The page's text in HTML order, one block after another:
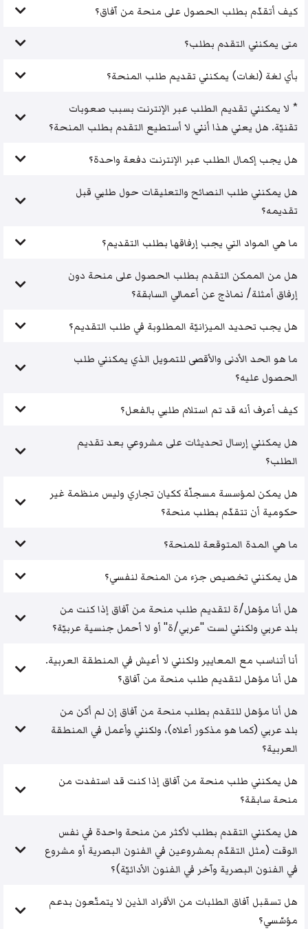
كيف أتقدّم بطلب الحصول على منحة من آفاق؟
متى يمكنني التقدم بطلب؟
بأي لغة (لغات) يمكنني تقديم طلب المنحة؟
* لا يمكنني تقديم الطلب عبر الإنترنت بسبب صعوبات
تقنيّة. هل يعني هذا أنني لا أستطيع التقدم بطلب المنحة؟
هل يجب إكمال الطلب عبر الإنترنت دفعة واحدة؟
هل يمكنني طلب النصائح والتعليقات حول طلبي قبل
تقديمه؟
ما هي المواد التي يجب إرفاقها بطلب التقديم؟
هل من الممكن التقدم بطلب الحصول على منحة دون
إرفاق أمثلة/ نماذج عن أعمالي السابقة؟
هل يجب تحديد الميزانيّة المطلوبة في طلب التقديم؟
ما هو الحد الأدنى والأقصى للتمويل الذي يمكنني طلب
الحصول عليه؟
كيف أعرف أنه قد تم استلام طلبي بالفعل؟
هل يمكنني إرسال تحديثات على مشروعي بعد تقديم
الطلب؟
هل يمكن لمؤسسة مسجلّة ككيان تجاري وليس منظمة غير
حكومية أن تتقدّم بطلب منحة؟
ما هي المدة المتوقعة للمنحة؟
هل يمكنني تخصيص جزء من المنحة لنفسي؟
هل أنا مؤهل/ة لتقديم طلب منحة من آفاق إذا كنت من
بلد عربي ولكنني لست "عربي/ة" أو لا أحمل جنسية عربيّة؟
أنا أتناسب مع المعايير ولكنني لا أعيش في المنطقة العربية.
هل أنا مؤهل لتقديم طلب منحة من آفاق؟
هل أنا مؤهل للتقدم بطلب منحة من آفاق إن لم أكن من
بلد عربي (كما هو مذكور أعلاه)، ولكنني وأعمل في المنطقة
العربية؟
هل يمكنني طلب منحة من آفاق إذا كنت قد استفدت من
منحة سابقة؟
هل يمكنني التقدم بطلب لأكثر من منحة واحدة في نفس
الوقت (مثل التقدّم بمشروعين في الفنون البصرية أو مشروع
في الفنون البصرية وآخر في الفنون الأدائيّة)؟
هل تسقبل آفاق الطلبات من الأفراد الذين لا يتمتّعون بدعم
مؤسّسي؟